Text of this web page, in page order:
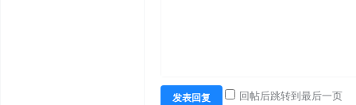
发表回复 回帖后跳转到最后一页